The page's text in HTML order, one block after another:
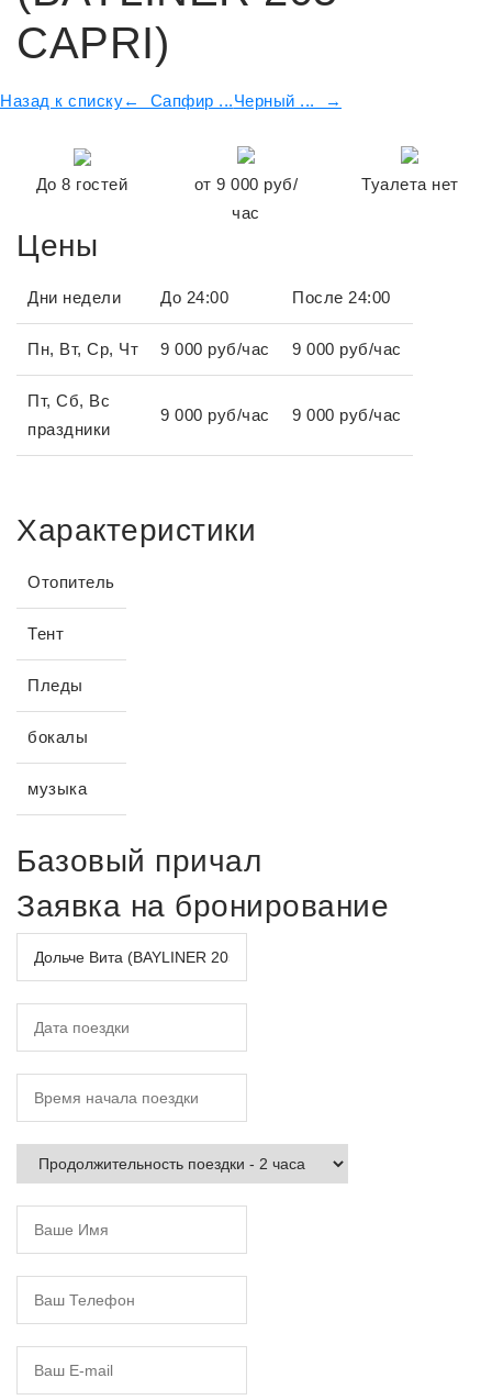
CAPRI)
Назад к списку← Сапфир ...Черный ... →
До8 гостей от9 000 руб/
час
Туалета нет
Цены
Дни недели До 24:00 После 24:00
Пн, Вт, Ср, Чт 9 000 руб/час 9 000 руб/час
Пт, Сб, Вс
праздники
9 000 руб/час 9 000 руб/час
Характеристики
Отопитель
Тент
Пледы
бокалы
музыка
Базовый причал
Заявка на бронирование